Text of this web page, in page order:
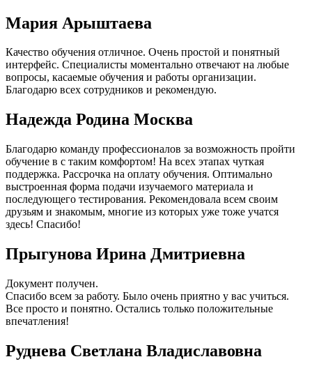
Мария Арыштаева
Качество обучения отличное. Очень простой и понятный
интерфейс. Специалисты моментально отвечают на любые
вопросы, касаемые обучения и работы организации.
Благодарю всех сотрудников и рекомендую.
Надежда Родина Москва
Благодарю команду профессионалов за возможность пройти
обучение в с таким комфортом! На всех этапах чуткая
поддержка. Рассрочка на оплату обучения. Оптимально
выстроенная форма подачи изучаемого материала и
последующего тестирования. Рекомендовала всем своим
друзьям и знакомым, многие из которых уже тоже учатся
здесь! Спасибо!
Прыгунова Ирина Дмитриевна
Документ получен.
Спасибо всем за работу. Было очень приятно у вас учиться.
Все просто и понятно. Остались только положительные
впечатления!
Руднева Светлана Владиславовна